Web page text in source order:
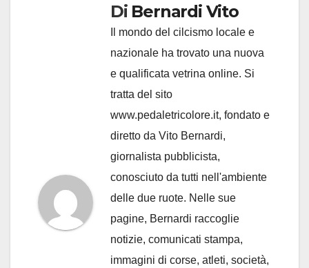
Di Bernardi Vito
Il mondo del cilcismo locale e
nazionale ha trovato una nuova
e qualificata vetrina online. Si
tratta del sito
www.pedaletricolore.it, fondato e
diretto da Vito Bernardi,
giornalista pubblicista,
conosciuto da tutti nell'ambiente
delle due ruote. Nelle sue
pagine, Bernardi raccoglie
notizie, comunicati stampa,
immagini di corse, atleti, società,